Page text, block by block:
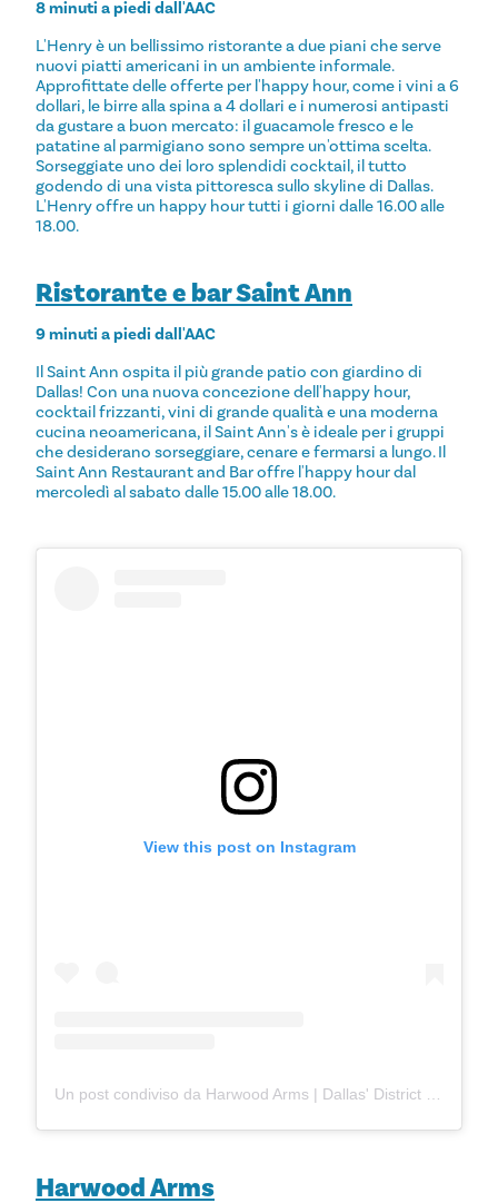
8 minuti a piedi dall'AAC
L'Henry è un bellissimo ristorante a due piani che serve
nuovi piatti americani in un ambiente informale.
Approfittate delle offerte per l'happy hour, come i vini a 6
dollari, le birre alla spina a 4 dollari e i numerosi antipasti
da gustare a buon mercato: il guacamole fresco e le
patatine al parmigiano sono sempre un'ottima scelta.
Sorseggiate uno dei loro splendidi cocktail, il tutto
godendo di una vista pittoresca sullo skyline di Dallas.
L'Henry offre un happy hour tutti i giorni dalle 16.00 alle
18.00.
Ristorante e bar Saint Ann
9 minuti a piedi dall'AAC
Il Saint Ann ospita il più grande patio con giardino di
Dallas! Con una nuova concezione dell'happy hour,
cocktail frizzanti, vini di grande qualità e una moderna
cucina neoamericana, il Saint Ann's è ideale per i gruppi
che desiderano sorseggiare, cenare e fermarsi a lungo. Il
Saint Ann Restaurant and Bar offre l'happy hour dal
mercoledì al sabato dalle 15.00 alle 18.00.
View this post on Instagram
Un post condiviso da Harwood Arms | Dallas' District Pub (@harwoodarmsdallas)
Harwood Arms